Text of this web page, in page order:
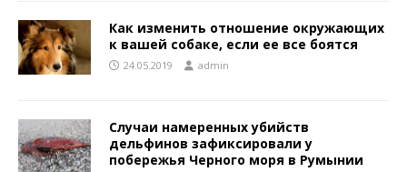
Как изменить отношение окружающих
к вашей собаке, если ее все боятся
24.05.2019 admin
Случаи намеренных убийств
дельфинов зафиксировали у
побережья Черного моря в Румынии